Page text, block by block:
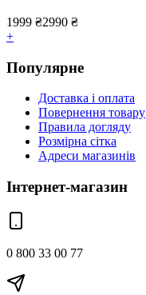
1999 ₴2990 ₴
+
Популярне
Доставка і оплата
Повернення товару
Правила догляду
Розмірна сітка
Адреси магазинів
Інтернет-магазин
0 800 33 00 77